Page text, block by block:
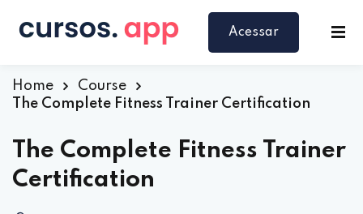
Acessar
Home
Course
The Complete Fitness Trainer Certification
The Complete Fitness Trainer
Certification